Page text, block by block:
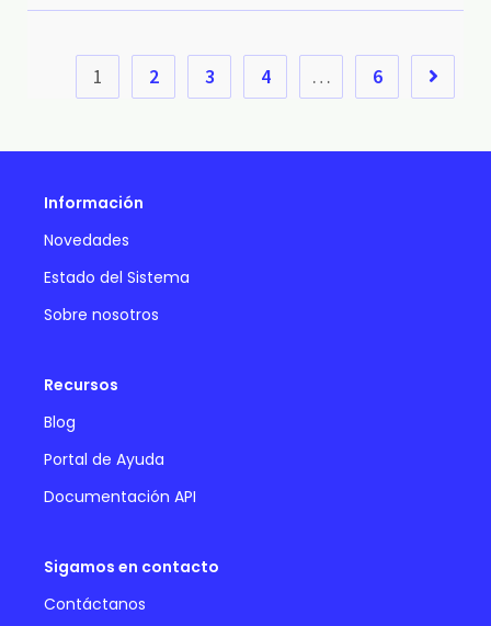
1 2 3 4 … 6
Información
Novedades
Estado del Sistema
Sobre nosotros
Recursos
Blog
Portal de Ayuda
Documentación API
Sigamos en contacto
Contáctanos